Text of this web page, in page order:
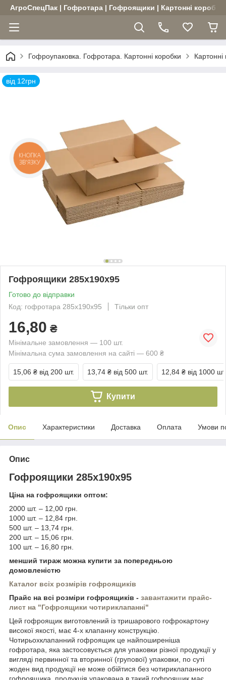
АгроСпецПак | Гофротара | Гофроящики | Картонні
Гофроупаковка. Гофротара. Картонні коробки Картонні
від 12грн
Гофроящики 285x190x95
Готово до відправки
Код: гофротара 285x190x95
Тільки опт
16,80 ₴
Мінімальне замовлення — 100 шт.
Мінімальна сума замовлення на сайті — 600 ₴
15,06 ₴ від 200 шт. 13,74 ₴ від 500 шт. 12,84 ₴ від 1000 шт.
Купити
Опис Характеристики Доставка Оплата Умови
Опис
Гофроящики 285x190x95
Ціна на гофроящики оптом:
2000 шт. – 12,00 грн.
1000 шт. – 12,84 грн.
500 шт. – 13,74 грн.
200 шт. – 15,06 грн.
100 шт. – 16,80 грн.
менший тираж можна купити за попередньою
домовленістю
Каталог всіх розмірів гофроящиків
Прайс на всі розміри гофроящиків - завантажити прайс-
лист на "Гофроящики чотириклапанні"
Цей гофроящик виготовлений із тришарового гофрокартону
високої якості, має 4-х клапанну конструкцію.
Чотирьохклапанний гофроящик це найпоширеніша
гофротара, яка застосовується для упаковки різної продукції у
вигляді первинної та вторинної (групової) упаковки, по суті
жоден вид продукції не може обійтися без чотириклапанного
КНОПКА
ЗВ'ЯЗКУ